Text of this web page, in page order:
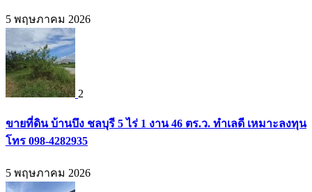
5 พฤษภาคม 2026
2
ขายที่ดิน บ้านบึง ชลบุรี 5 ไร่ 1 งาน 46 ตร.ว. ทำเลดี เหมาะลงทุน
โทร 098-4282935
5 พฤษภาคม 2026